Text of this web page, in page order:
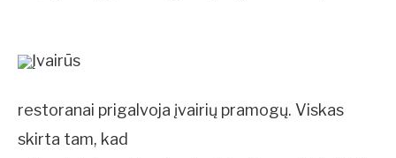
Įvairūs
restoranai prigalvoja įvairių pramogų. Viskas
skirta tam, kad